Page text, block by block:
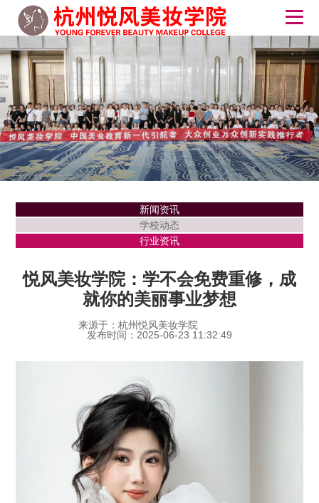
新闻资讯
学校动态
行业资讯
悦风美妆学院：学不会免费重修，成
就你的美丽事业梦想
来源于：杭州悦风美妆学院
发布时间：2025-06-23 11:32:49